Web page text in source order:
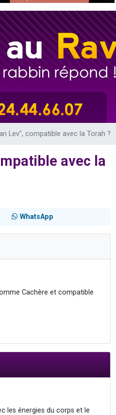
WhatsApp
Tsédaka : pauvres d'Israel
n°104 : Le Chabbath et le Birkat
WhatsApp
Lev", compatible avec la Torah ?
avec la
WhatsApp
Cachère et compatible
les énergies du corps et le